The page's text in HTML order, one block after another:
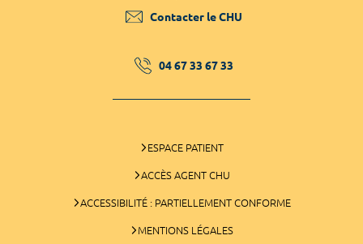
Contacter le CHU
04 67 33 67 33
ESPACE PATIENT
ACCÈS AGENT CHU
ACCESSIBILITÉ : PARTIELLEMENT CONFORME
MENTIONS LÉGALES